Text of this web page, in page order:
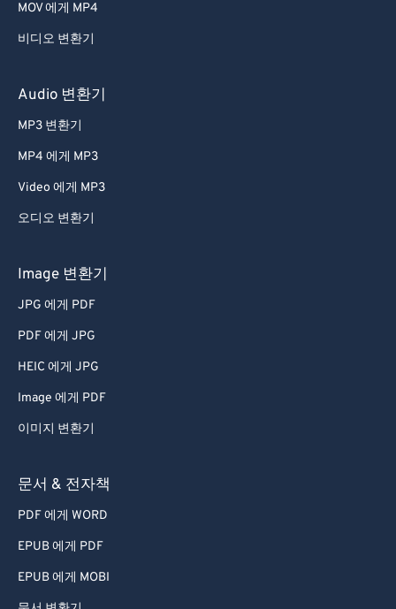
MOV 에게 MP4
비디오 변환기
Audio 변환기
MP3 변환기
MP4 에게 MP3
Video 에게 MP3
오디오 변환기
Image 변환기
JPG 에게 PDF
PDF 에게 JPG
HEIC 에게 JPG
Image 에게 PDF
이미지 변환기
문서 & 전자책
PDF 에게 WORD
EPUB 에게 PDF
EPUB 에게 MOBI